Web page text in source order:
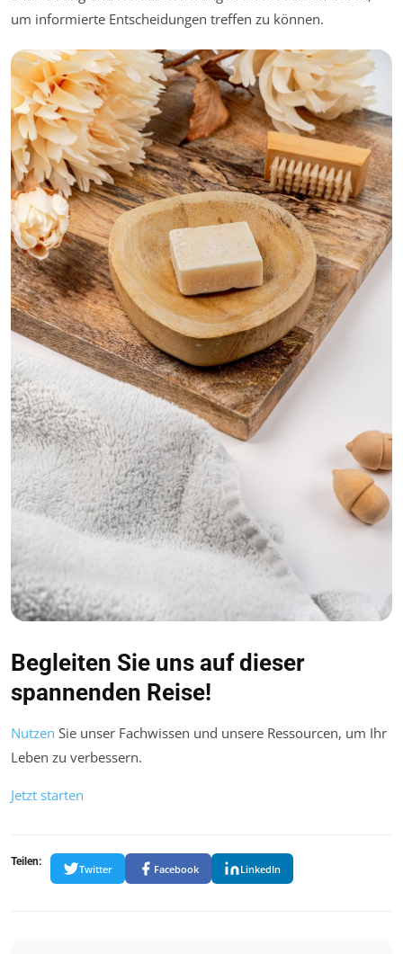
um informierte Entscheidungen treffen zu können.
Begleiten Sie uns auf dieser
spannenden Reise!
Nutzen Sie unser Fachwissen und unsere Ressourcen, um Ihr
Leben zu verbessern.
Jetzt starten
Teilen:
Twitter Facebook LinkedIn